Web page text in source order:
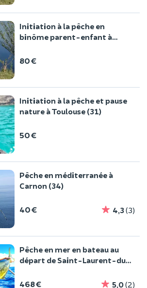
Initiation à la pêche en
binôme parent-enfant à
80 €
Initiation à la pêche et pause
nature à Toulouse (31)
50 €
Pêche en méditerranée à
Carnon (34)
40 € 4,3(3)
Pêche en mer en bateau au
départ de Saint-Laurent-du-
468 € 5,0(2)